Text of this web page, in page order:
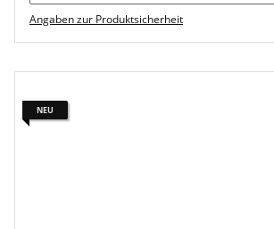
Angaben zur Produktsicherheit
NEU